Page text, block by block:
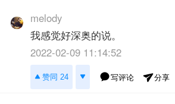
melody
我感觉好深奥的说。
2022-02-09 11:14:52
赞同 24 写评论 分享